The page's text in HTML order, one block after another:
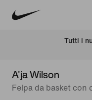
Tutti i
A'ja Wilson
Felpa da basket con